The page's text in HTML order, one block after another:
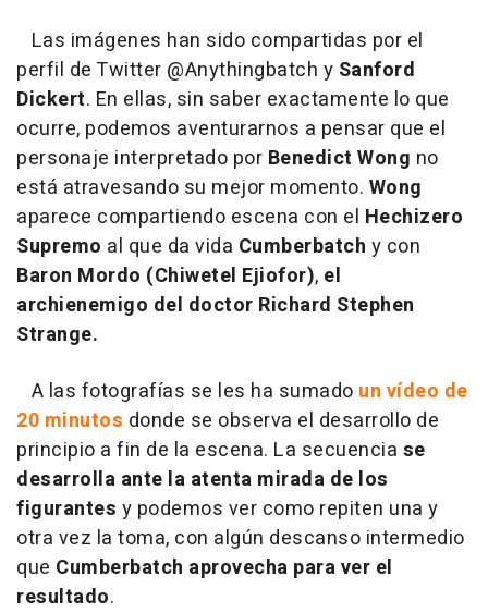
Las imágenes han sido compartidas por el
perfil de Twitter @Anythingbatch y Sanford
Dickert. En ellas, sin saber exactamente lo que
ocurre, podemos aventurarnos a pensar que el
personaje interpretado por Benedict Wong no
está atravesando su mejor momento. Wong
aparece compartiendo escena con el Hechizero
Supremo al que da vida Cumberbatch y con
Baron Mordo (Chiwetel Ejiofor), el
archienemigo del doctor Richard Stephen
Strange.
A las fotografías se les ha sumado un vídeo de
20 minutos donde se observa el desarrollo de
principio a fin de la escena. La secuencia se
desarrolla ante la atenta mirada de los
figurantes y podemos ver como repiten una y
otra vez la toma, con algún descanso intermedio
que Cumberbatch aprovecha para ver el
resultado.